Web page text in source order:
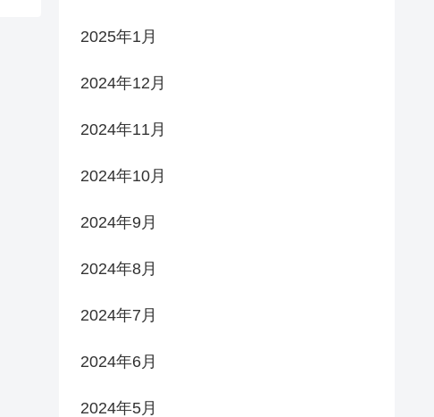
2025年1月
2024年12月
2024年11月
2024年10月
2024年9月
2024年8月
2024年7月
2024年6月
2024年5月